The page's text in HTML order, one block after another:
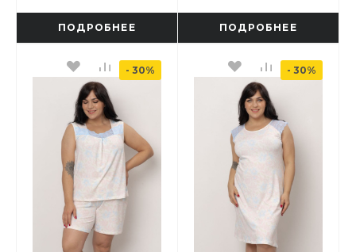
ПОДРОБНЕЕ ПОДРОБНЕЕ
- 30% - 30%